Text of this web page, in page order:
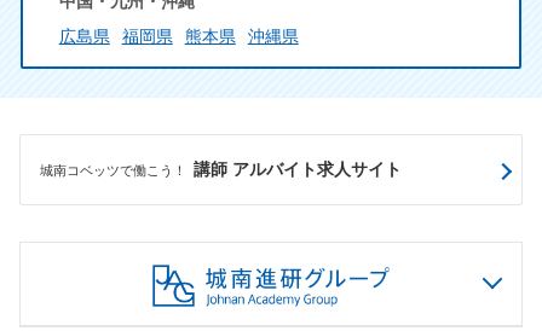
広島県
福岡県 熊本県 沖縄県
城南コベッツで働こう！ 講師 アルバイト求人サイト